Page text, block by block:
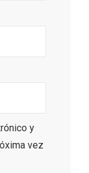
y
vez
de los